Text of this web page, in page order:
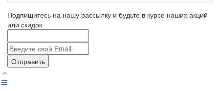
Подпишитесь на нашу рассылку и будьте в курсе наших акций
или скидок
Отправить